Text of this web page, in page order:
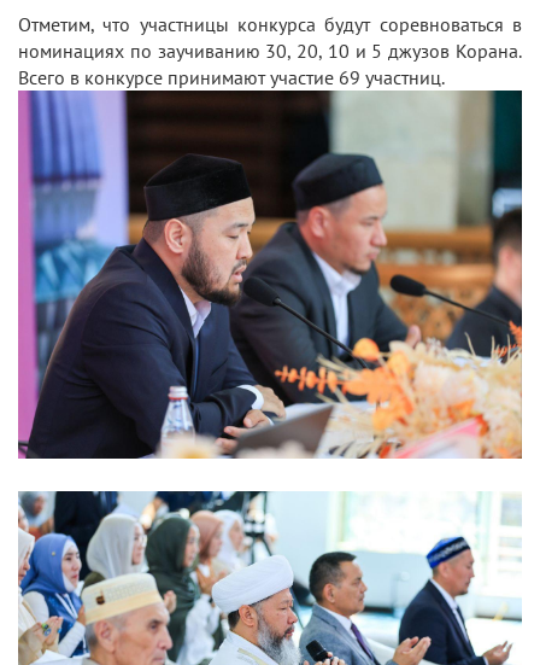
Отметим, что участницы конкурса будут соревноваться в
номинациях по заучиванию 30, 20, 10 и 5 джузов Корана.
Всего в конкурсе принимают участие 69 участниц.